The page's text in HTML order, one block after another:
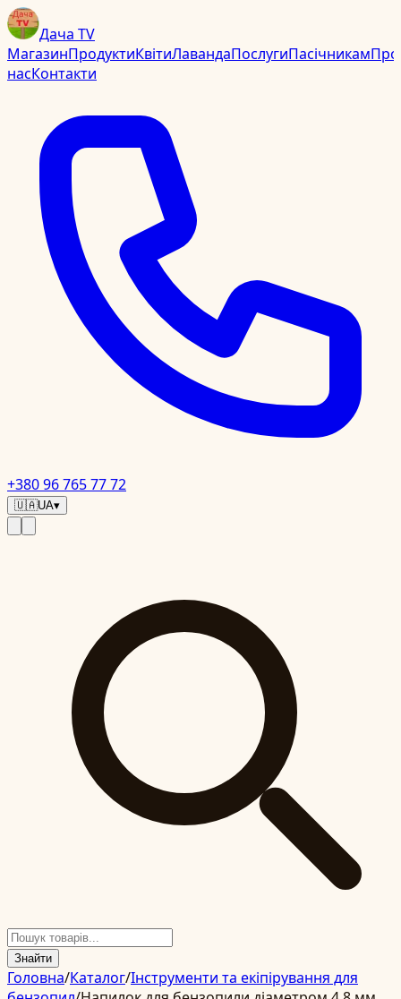
Дача TV
МагазинПродуктиКвітиЛавандаПослугиПасічникамПро
насКонтакти
+380 96 765 77 72
🇺🇦UA▾
Знайти
Головна/Каталог/Інструменти та екіпірування для